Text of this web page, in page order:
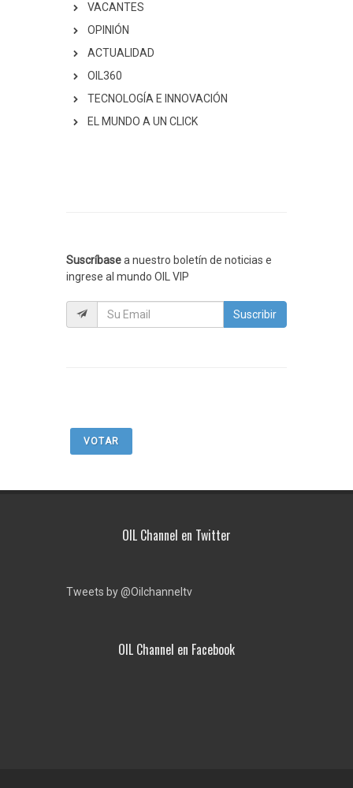
VACANTES
OPINIÓN
ACTUALIDAD
OIL360
TECNOLOGÍA E INNOVACIÓN
EL MUNDO A UN CLICK
Suscríbasea nuestro boletín de noticias e
ingrese al mundo OIL VIP
Suscribir
VOTAR
OIL Channel en Twitter
Tweets by @Oilchanneltv
OIL Channel en Facebook